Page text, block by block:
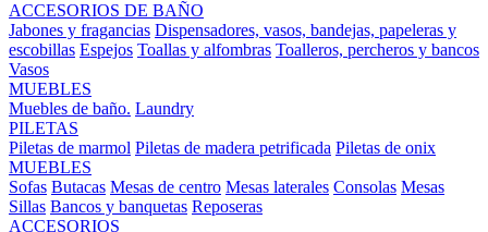
ACCESORIOS DE BAÑO
Jabones y fragancias Dispensadores, vasos, bandejas, papeleras y
escobillas Espejos Toallas y alfombras Toalleros, percheros y bancos
Vasos
MUEBLES
Muebles de baño. Laundry
PILETAS
Piletas de marmol Piletas de madera petrificada Piletas de onix
MUEBLES
Sofas Butacas Mesas de centro Mesas laterales Consolas Mesas
Sillas Bancos y banquetas Reposeras
ACCESORIOS